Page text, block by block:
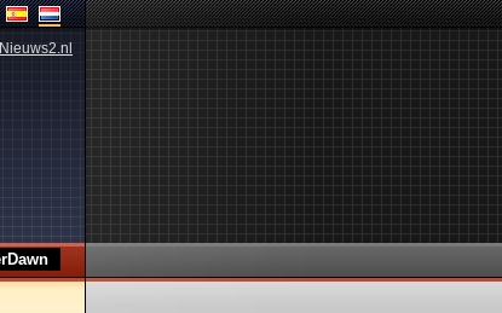
Nieuws2.nl